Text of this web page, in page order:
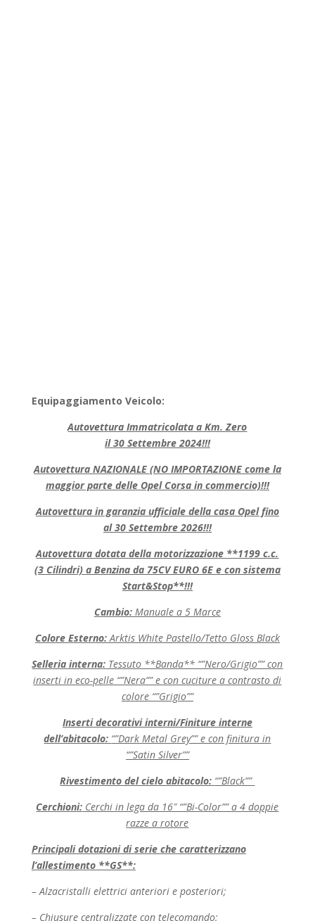
Equipaggiamento Veicolo:
Autovettura Immatricolata a Km. Zero
il 30 Settembre 2024!!!
Autovettura NAZIONALE (NO IMPORTAZIONE come la
maggior parte delle Opel Corsa in commercio)!!!
Autovettura in garanzia ufficiale della casa Opel fino
al 30 Settembre 2026!!!
Autovettura dotata della motorizzazione **1199 c.c.
(3 Cilindri) a Benzina da 75CV EURO 6E e con sistema
Start&Stop**!!!
Cambio: Manuale a 5 Marce
Colore Esterno:Arktis White Pastello/Tetto Gloss Black
Selleria interna: Tessuto **Banda** “”Nero/Grigio”” con
inserti in eco-pelle “”Nera”” e con cuciture a contrasto di
colore “”Grigio””
Inserti decorativi interni/Finiture interne
dell’abitacolo: “”Dark Metal Grey”” e con finitura in
“”Satin Silver””
Rivestimento del cielo abitacolo: “”Black””
Cerchioni: Cerchi in lega da 16″ “”Bi-Color”” a 4 doppie
razze a rotore
Principali dotazioni di serie che caratterizzano
l’allestimento **GS**:
– Alzacristalli elettrici anteriori e posteriori;
– Chiusure centralizzate con telecomando;